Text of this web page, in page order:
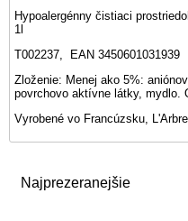
Najprezeranejšie
Hypoalergénny čistiaci
1l
T002237, EAN 3450601031939
Zloženie: Menej ako 5%:
povrchovo aktívne látky, mydlo.
Vyrobené vo Francúzsku,